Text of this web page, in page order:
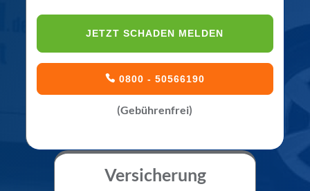
JETZT SCHADEN MELDEN
0800 - 50566190
(Gebührenfrei)
Versicherung